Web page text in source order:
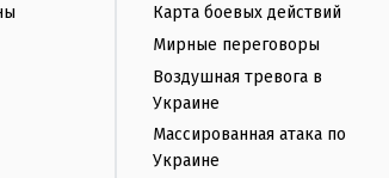
Карта боевых действий
Мирные переговоры
Воздушная тревога в
Украине
Массированная атака по
Украине